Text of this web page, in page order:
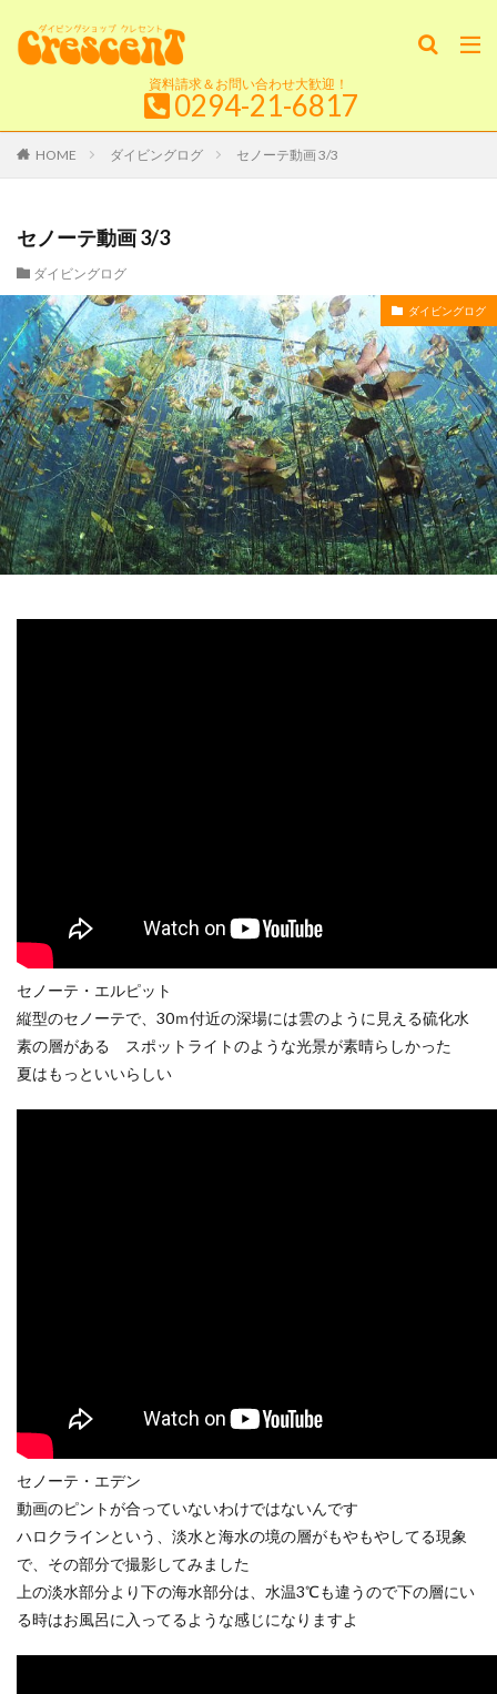
資料請求＆お問い合わせ大歓迎！
0294-21-6817
HOME ダイビングログ セノーテ動画 3/3
セノーテ動画 3/3
ダイビングログ
ダイビングログ
セノーテ・エルピット
縦型のセノーテで、30ｍ付近の深場には雲のように見える硫化水
素の層がある スポットライトのような光景が素晴らしかった
夏はもっといいらしい
セノーテ・エデン
動画のピントが合っていないわけではないんです
ハロクラインという、淡水と海水の境の層がもやもやしてる現象
で、その部分で撮影してみました
上の淡水部分より下の海水部分は、水温3℃も違うので下の層にい
る時はお風呂に入ってるような感じになりますよ